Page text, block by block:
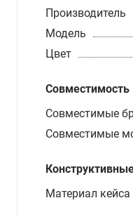
Производитель
Модель
Цвет
Совместимость
Совместимые
Совместимые
Материал кейса